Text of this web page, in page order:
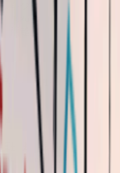
多少东西，取决于场景配
（战利品
西越多。
的掉落概率根据掉落类型
接使用战利品箱配置中的
（固定物品生成概